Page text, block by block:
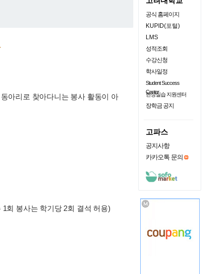
아리로 찾아다니는 봉사 활동이 아
회 봉사는 학기당 2회 결석 허용)
공식 홈페이지
KUPID(포털)
LMS
성적조회
수강신청
학사일정
Student Success
Center
현장실습 지원센터
장학금 공지
고파스
공지사항
카카오톡 문의